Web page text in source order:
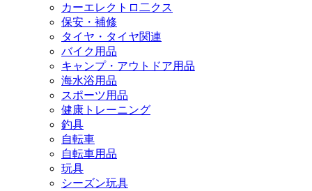
カーエレクトロ二クス
保安・補修
タイヤ・タイヤ関連
バイク用品
キャンプ・アウトドア用品
海水浴用品
スポーツ用品
健康トレーニング
釣具
自転車
自転車用品
玩具
シーズン玩具